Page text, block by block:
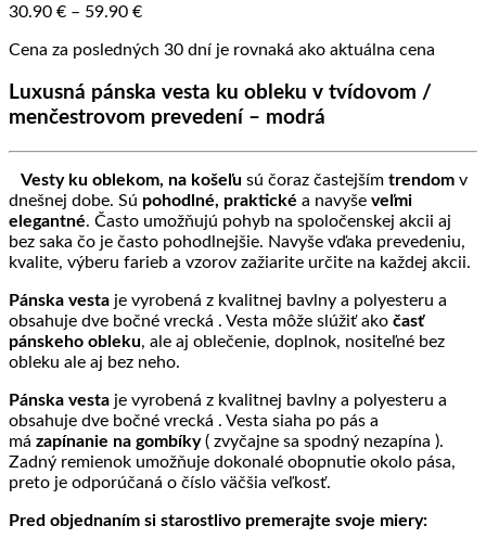
30.90 € – 59.90 €Price
30.90 €
59.90 €
Cena za posledných 30 dní je rovnaká ako aktuálna cena
Luxusná pánska vesta ku obleku v tvídovom /
menčestrovom prevedení – modrá
Vesty ku oblekom, na košeľu sú čoraz častejším trendom v
dnešnej dobe. Sú pohodlné, praktické a navyše veľmi
elegantné. Často umožňujú pohyb na spoločenskej akcii aj
bez saka čo je často pohodlnejšie. Navyše vďaka prevedeniu,
kvalite, výberu farieb a vzorov zažiarite určite na každej akcii.
Pánska vesta je vyrobená z kvalitnej bavlny a polyesteru a
obsahuje dve bočné vrecká . Vesta môže slúžiť ako časť
pánskeho obleku, ale aj oblečenie, doplnok, nositeľné bez
obleku ale aj bez neho.
Pánska vesta je vyrobená z kvalitnej bavlny a polyesteru a
obsahuje dve bočné vrecká . Vesta siaha po pás a
má zapínanie na gombíky( zvyčajne sa spodný nezapína ).
Zadný remienok umožňuje dokonalé obopnutie okolo pása,
preto je odporúčaná o číslo väčšia veľkosť.
Pred objednaním si starostlivo premerajte svoje miery: